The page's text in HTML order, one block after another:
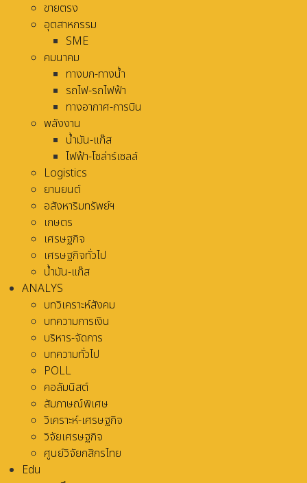
ขายตรง
อุตสาหกรรม
SME
คมนาคม
ทางบก-ทางน้ำ
รถไฟ-รถไฟฟ้า
ทางอากาศ-การบิน
พลังงาน
น้ำมัน-แก๊ส
ไฟฟ้า-โซล่าร์เซลล์
Logistics
ยานยนต์
อสังหาริมทรัพย์ฯ
เกษตร
เศรษฐกิจ
เศรษฐกิจทั่วไป
น้ำมัน-แก๊ส
ANALYS
บทวิเคราะห์สังคม
บทความการเงิน
บริหาร-จัดการ
บทความทั่วไป
POLL
คอลัมนิสต์
สัมภาษณ์พิเศษ
วิเคราะห์-เศรษฐกิจ
วิจัยเศรษฐกิจ
ศูนย์วิจัยกสิกรไทย
Edu